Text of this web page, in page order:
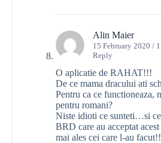
Alin Maier
15 February 2020 /
Reply
O aplicatie de RAHAT!!!
De ce mama dracului ati
Pentru ca ce functioneaza,
pentru romani?
Niste idioti ce sunteti…si
BRD care au acceptat
mai ales cei care l-au